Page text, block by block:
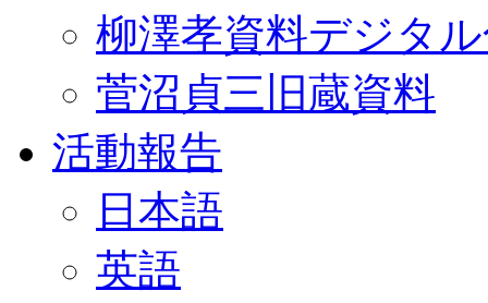
柳澤孝資料デジタ
菅沼貞三旧蔵資料
活動報告
日本語
英語